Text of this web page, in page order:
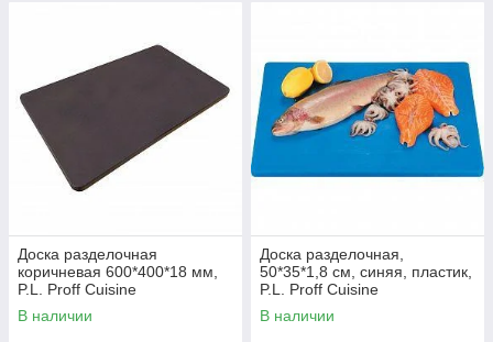
Доска разделочная
коричневая 600*400*18 мм,
P.L. Proff Cuisine
В наличии
Доска разделочная,
50*35*1,8 см, синяя, пластик,
P.L. Proff Cuisine
В наличии